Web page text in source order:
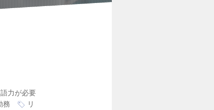
力が必要
務
リ